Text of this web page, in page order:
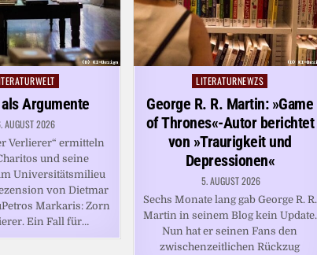
Argumente
AUGUST 2026
Verlierer“ ermitteln
und seine
Universitätsmilieu
von Dietmar
Markaris: Zorn
Ein Fall für…
Posted
in
LITERATURNEWZS
George R. R. Martin: »Game
of Thrones«-Autor berichtet
von »Traurigkeit und
Depressionen«
5. AUGUST 2026
Sechs Monate lang gab George R. R.
Martin in seinem Blog kein Update.
Nun hat er seinen Fans den
zwischenzeitlichen Rückzug